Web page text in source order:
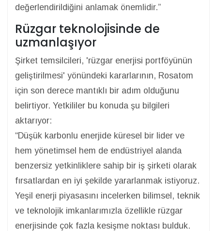
değerlendirildiğini anlamak önemlidir.”
Rüzgar teknolojisinde de
uzmanlaşıyor
Şirket temsilcileri, 'rüzgar enerjisi portföyünün
geliştirilmesi' yönündeki kararlarının, Rosatom
için son derece mantıklı bir adım olduğunu
belirtiyor. Yetkililer bu konuda şu bilgileri
aktarıyor:
“Düşük karbonlu enerjide küresel bir lider ve
hem yönetimsel hem de endüstriyel alanda
benzersiz yetkinliklere sahip bir iş şirketi olarak
fırsatlardan en iyi şekilde yararlanmak istiyoruz.
Yeşil enerji piyasasını incelerken bilimsel, teknik
ve teknolojik imkanlarımızla özellikle rüzgar
enerjisinde çok fazla kesişme noktası bulduk.